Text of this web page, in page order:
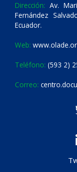
Dirección: Av.
Fernández
Ecuador.
Web:
Teléfono: (593 2)
Correo: